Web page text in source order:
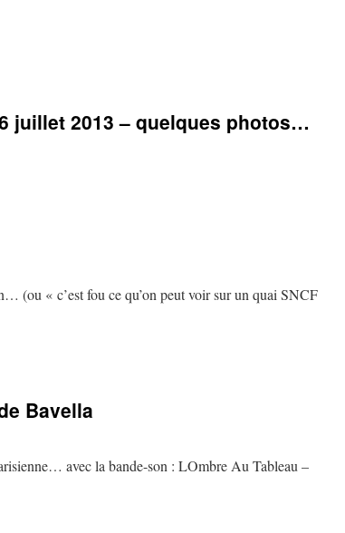
juillet 2013 – quelques photos…
(ou « c’est fou ce qu’on peut voir sur un quai SNCF
Bavella
avec la bande-son : LOmbre Au Tableau –